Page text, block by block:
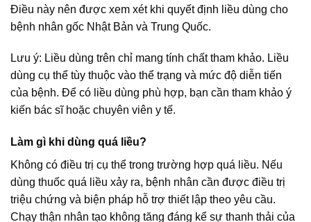
Điều này nên được xem xét khi quyết định liều dùng cho
bệnh nhân gốc Nhật Bản và Trung Quốc.
Lưu ý: Liều dùng trên chỉ mang tính chất tham khảo. Liều
dùng cụ thể tùy thuộc vào thể trạng và mức độ diễn tiến
của bệnh. Để có liều dùng phù hợp, bạn cần tham khảo ý
kiến bác sĩ hoặc chuyên viên y tế.
Làm gì khi dùng quá liều?
Không có điều trị cụ thể trong trường hợp quá liều. Nếu
dùng thuốc quá liều xảy ra, bệnh nhân cần được điều trị
triệu chứng và biện pháp hỗ trợ thiết lập theo yêu cầu.
Chạy thận nhân tạo không tăng đáng kể sự thanh thải của